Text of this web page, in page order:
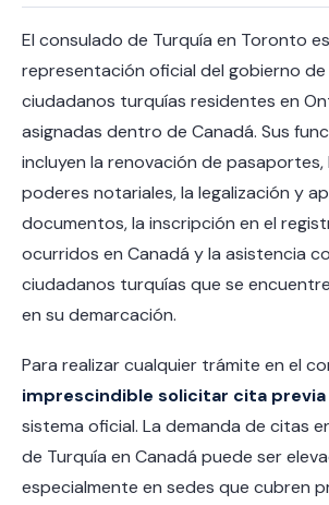
El consulado de Turquía en Toronto
representación oficial del gobierno de
ciudadanos turquías residentes en
asignadas dentro de Canadá. Sus
incluyen la renovación de
poderes notariales, la legalización y
documentos, la inscripción en el
ocurridos en Canadá y la asistencia
ciudadanos turquías que se
en su demarcación.
Para realizar cualquier trámite en el
imprescindible solicitar cita previa
sistema oficial. La demanda de citas
de Turquía en Canadá puede ser
especialmente en sedes que cubren